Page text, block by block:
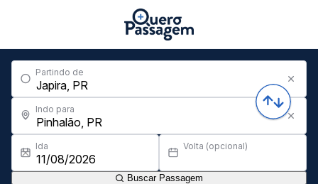
Partindo de
Indo para
Ida Volta (opcional)
Buscar Passagem